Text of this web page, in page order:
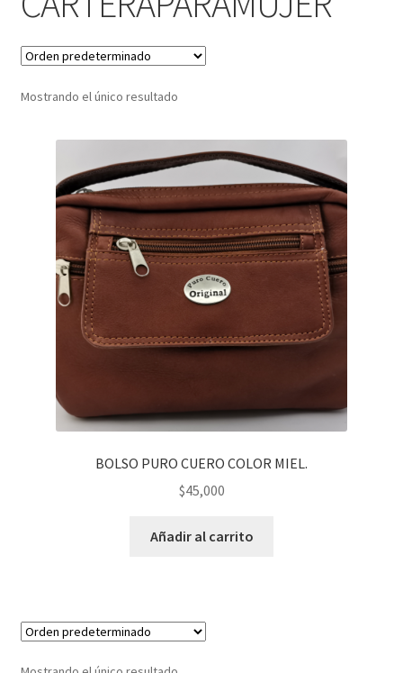
Pisabilletes
sombreros
Mostrando el único resultado
BOLSO PURO CUERO COLOR MIEL.
$45,000
Añadir al carrito